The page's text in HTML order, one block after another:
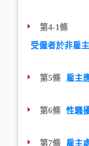
第4-1條
受僱者於非雇
第5條 雇主
第6條 性騷
第7條 雇主